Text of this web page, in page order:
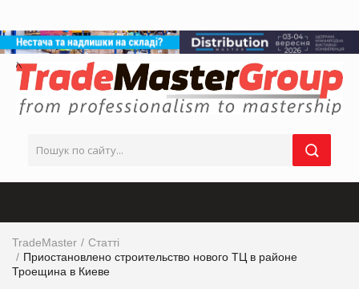
TradeMaster
Статті
Приостановлено строительство нового ТЦ в районе
Троещина в Киеве